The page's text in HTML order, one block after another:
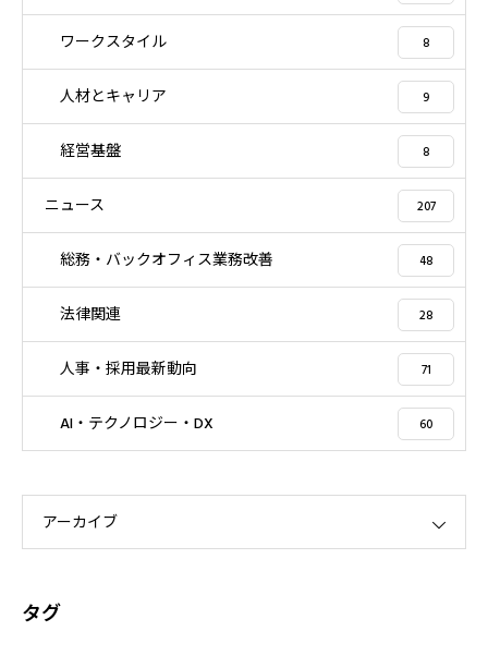
ワークスタイル 8
人材とキャリア 9
経営基盤 8
ニュース 207
総務・バックオフィス業務改善 48
法律関連 28
人事・採用最新動向 71
AI・テクノロジー・DX 60
アーカイブ
タグ